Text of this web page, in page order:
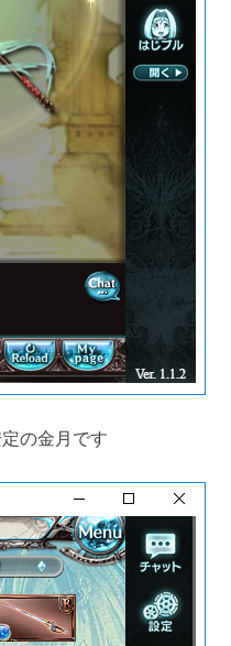
の金月です